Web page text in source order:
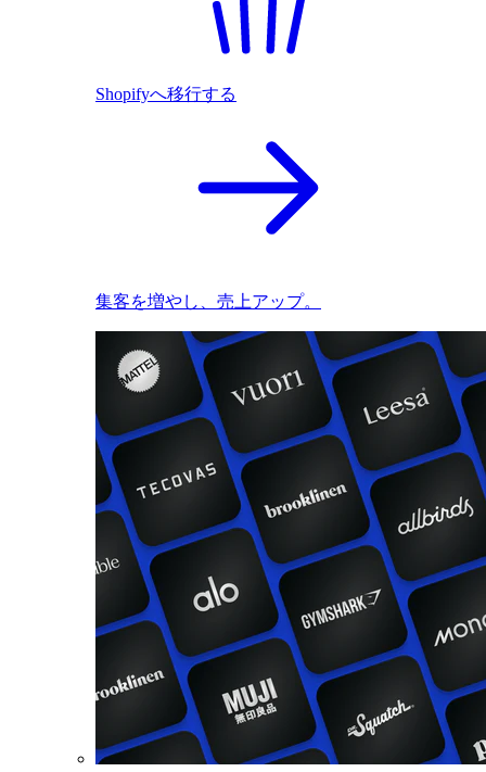
Shopifyへ移行する
集客を増やし、売上アップ。